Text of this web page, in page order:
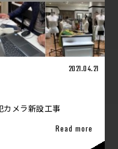
2021.04.21
メラ新設工事
Read more